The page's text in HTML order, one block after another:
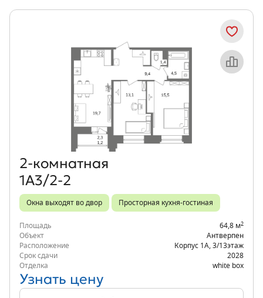
Объект месяца
2‑комнатная
1А3/2-2
Окна выходят во двор Просторная кухня-гостиная
Площадь 64,8 м2
Объект
Антверпен
Расположение
Корпус 1А 3/13этаж
Срок сдачи
2028
Отделка
white box
Узнать цену